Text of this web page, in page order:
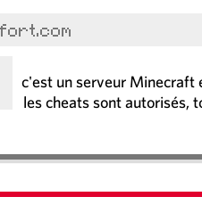
c'est un serveur Minecraft
les cheats sont autorisés,